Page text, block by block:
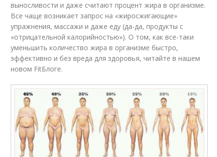
выносливости и даже считают процент жира в организме.
Все чаще возникает запрос на «жиросжигающие»
упражнения, массажи и даже еду (да-да, продукты с
«отрицательной калорийностью»). О том, как все-таки
уменьшить количество жира в организме быстро,
эффективно и без вреда для здоровья, читайте в нашем
новом FitБлоге.